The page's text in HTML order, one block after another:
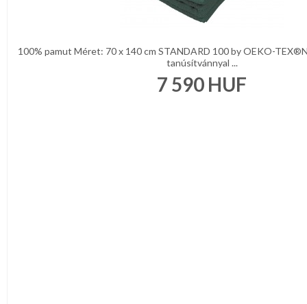
100% pamut Méret: 70 x 140 cm STANDARD 100 by OEKO-
tanúsítvánnyal ...
7 590 HUF